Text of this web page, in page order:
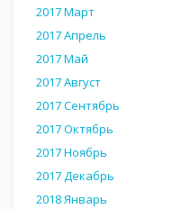
2017 Март
2017 Апрель
2017 Май
2017 Август
2017 Сентябрь
2017 Октябрь
2017 Ноябрь
2017 Декабрь
2018 Январь